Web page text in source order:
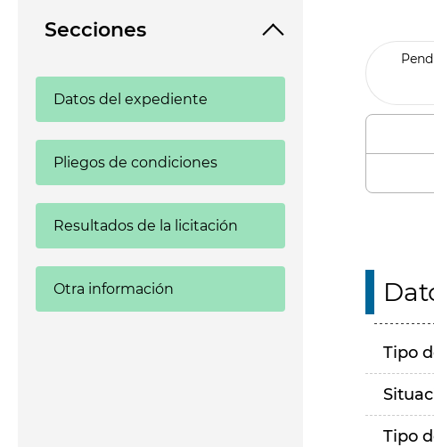
Secciones
Datos del expediente
Pliegos de condiciones
Resultados de la licitación
Otra información
Tipo
Tipo